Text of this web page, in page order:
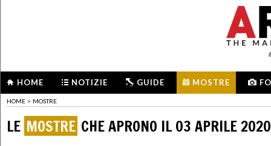
HOME NOTIZIE GUIDE MOSTRE
HOME > MOSTRE
LE MOSTRE CHE APRONO IL 03 APRILE 2020